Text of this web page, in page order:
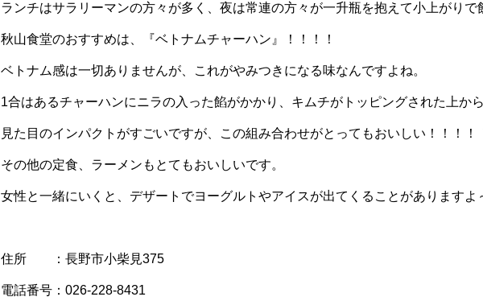
ランチはサラリーマンの方々が多く、夜は常連の方々が一升瓶を抱えて小上がり
秋山食堂のおすすめは、『ベトナムチャーハン』！！！！
ベトナム感は一切ありませんが、これがやみつきになる味なんですよね。
1合はあるチャーハンにニラの入った餡がかかり、キムチがトッピングされた上か
見た目のインパクトがすごいですが、この組み合わせがとってもおいしい！！！！
その他の定食、ラーメンもとてもおいしいです。
女性と一緒にいくと、デザートでヨーグルトやアイスが出てくることがありますよ
住所 ：長野市小柴見375
電話番号：026-228-8431